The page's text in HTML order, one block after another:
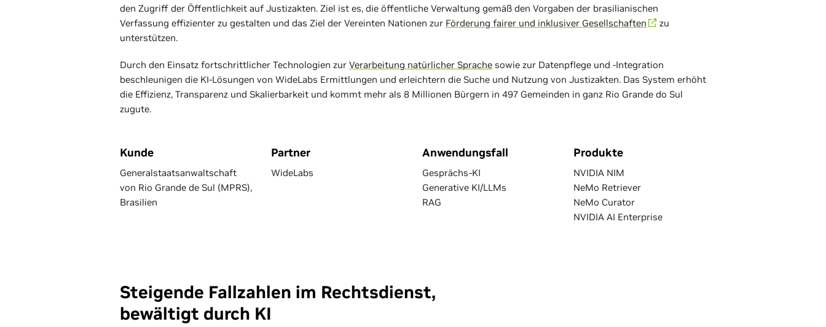
den Zugriff der Öffentlichkeit auf Justizakten. Ziel ist es, die öffentliche Verwaltung gemäß den Vorgaben der brasilianischen
Verfassung effizienter zu gestalten und das Ziel der Vereinten Nationen zur Förderung fairer und inklusiver Gesellschaften
zu
unterstützen.
Durch den Einsatz fortschrittlicher Technologien zur Verarbeitung natürlicher Sprache sowie zur Datenpflege und -Integration
beschleunigen die KI-Lösungen von WideLabs Ermittlungen und erleichtern die Suche und Nutzung von Justizakten. Das System erhöht
die Effizienz, Transparenz und Skalierbarkeit und kommt mehr als 8 Millionen Bürgern in 497 Gemeinden in ganz Rio Grande do Sul
zugute.
Kunde
Generalstaatsanwaltschaft
von Rio Grande de Sul (MPRS),
Brasilien
Partner
WideLabs
Anwendungsfall
Gesprächs-KI
Generative KI/LLMs
RAG
Produkte
NVIDIA NIM
NeMo Retriever
NeMo Curator
NVIDIA AI Enterprise
Steigende Fallzahlen im Rechtsdienst,
bewältigt durch KI